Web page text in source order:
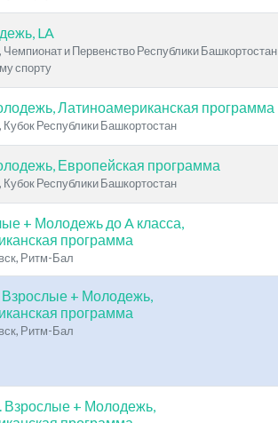
LA
Чемпионат и Первенство Республики Башкортостан
спорту
Латиноамериканская программа
Республики Башкортостан
Европейская программа
Республики Башкортостан
+ Молодежь до A класса,
программа
Ритм-Бал
+ Молодежь,
программа
Ритм-Бал
+ Молодежь,